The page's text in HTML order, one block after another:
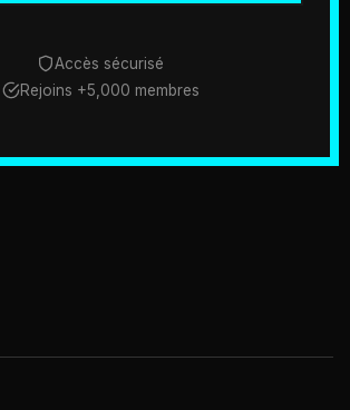
Accès sécurisé
Rejoins +5,000 membres